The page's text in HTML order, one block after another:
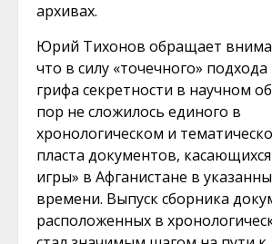
архивах.
Юрий Тихонов обращает
что в силу «точечного»
грифа секретности в научном
пор не сложилось единого в
хронологическом и
пласта документов,
игры» в Афганистане в
времени. Выпуск сборника
расположенных в